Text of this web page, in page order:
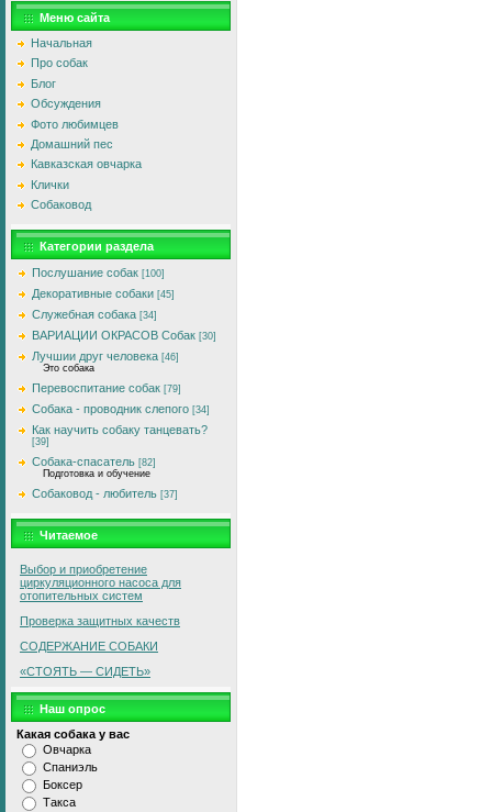
Меню сайта
Начальная
Про собак
Блог
Обсуждения
Фото любимцев
Домашний пес
Кавказская овчарка
Клички
Собаковод
Категории раздела
Послушание собак [100]
Декоративные собаки [45]
Служебная собака [34]
ВАРИАЦИИ ОКРАСОВ Собак [30]
Лучшии друг человека [46]
Это собака
Перевоспитание собак [79]
Собака - проводник слепого [34]
Как научить собаку танцевать?
[39]
Собака-спасатель [82]
Подготовка и обучение
Собаковод - любитель [37]
Читаемое
Выбор и приобретение
циркуляционного насоса для
отопительных систем
Проверка защитных качеств
СОДЕРЖАНИЕ СОБАКИ
«СТОЯТЬ — СИДЕТЬ»
Наш опрос
Какая собака у вас
Овчарка
Спаниэль
Боксер
Такса